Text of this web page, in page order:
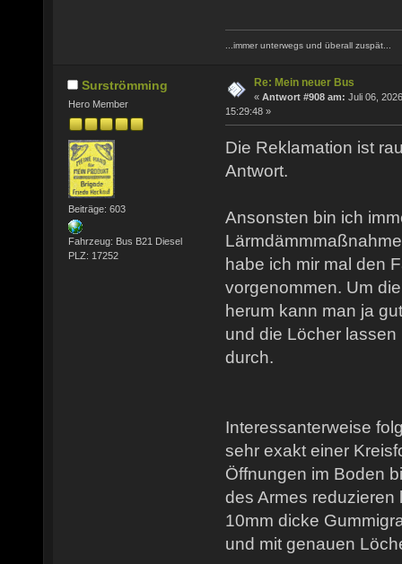
...immer unterwegs und überall zuspät...
Surströmming
Hero Member
Beiträge: 603
Fahrzeug: Bus B21 Diesel
PLZ: 17252
Re: Mein neuer Bus
« Antwort #908 am: Juli 06,
15:29:48 »
Die Reklamation ist
Antwort.
Ansonsten bin ich
habe ich mir mal den
vorgenommen. Um
herum kann man ja
und die Löcher
durch.
Interessanterweise
sehr exakt einer
Öffnungen im Boden
des Armes reduzieren
10mm dicke
und mit genauen